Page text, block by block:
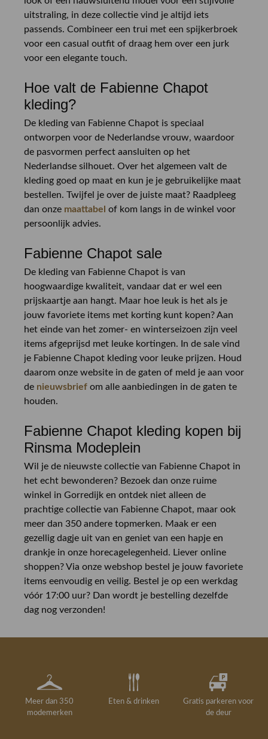
uitstraling, in deze collectie vind je altijd iets
passends. Combineer een trui met een spijkerbroek
voor een casual outfit of draag hem over een jurk
voor een elegante touch.
Hoe valt de Fabienne Chapot
kleding?
De kleding van Fabienne Chapot is speciaal
ontworpen voor de Nederlandse vrouw, waardoor
de pasvormen perfect aansluiten op het
Nederlandse silhouet. Over het algemeen valt de
kleding goed op maat en kun je je gebruikelijke maat
bestellen. Twijfel je over de juiste maat? Raadpleeg
dan onze maattabel of kom langs in de winkel voor
persoonlijk advies.
Fabienne Chapot sale
De kleding van Fabienne Chapot is van
hoogwaardige kwaliteit, vandaar dat er wel een
prijskaartje aan hangt. Maar hoe leuk is het als je
jouw favoriete items met korting kunt kopen? Aan
het einde van het zomer- en winterseizoen zijn veel
items afgeprijsd met leuke kortingen. In de sale vind
je Fabienne Chapot kleding voor leuke prijzen. Houd
daarom onze website in de gaten of meld je aan voor
de nieuwsbrief om alle aanbiedingen in de gaten te
houden.
Fabienne Chapot kleding kopen bij
Rinsma Modeplein
Wil je de nieuwste collectie van Fabienne Chapot in
het echt bewonderen? Bezoek dan onze ruime
winkel in Gorredijk en ontdek niet alleen de
prachtige collectie van Fabienne Chapot, maar ook
meer dan 350 andere topmerken. Maak er een
gezellig dagje uit van en geniet van een hapje en
drankje in onze horecagelegenheid. Liever online
shoppen? Via onze webshop bestel je jouw favoriete
items eenvoudig en veilig. Bestel je op een werkdag
vóór 17:00 uur? Dan wordt je bestelling dezelfde
dag nog verzonden!
Meer dan 350
modemerken
Eten & drinken
Gratis parkeren voor
de deur